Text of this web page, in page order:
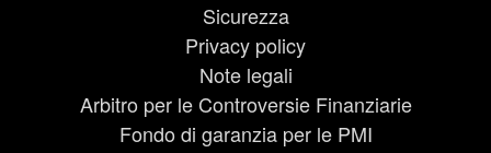
Sicurezza
Privacy policy
Note legali
Arbitro per le Controversie Finanziarie
Fondo di garanzia per le PMI